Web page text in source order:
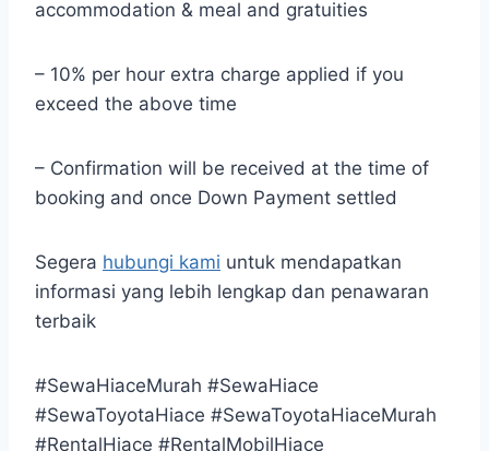
accommodation & meal and gratuities
– 10% per hour extra charge applied if you
exceed the above time
– Confirmation will be received at the time of
booking and once Down Payment settled
Segera hubungi kami untuk mendapatkan
informasi yang lebih lengkap dan penawaran
terbaik
#SewaHiaceMurah #SewaHiace
#SewaToyotaHiace #SewaToyotaHiaceMurah
#RentalHiace #RentalMobilHiace